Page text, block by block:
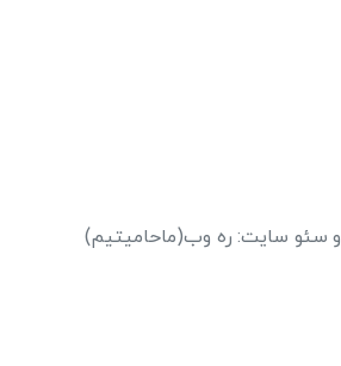
و سئو سایت: ره وب(ماحامیتیم)